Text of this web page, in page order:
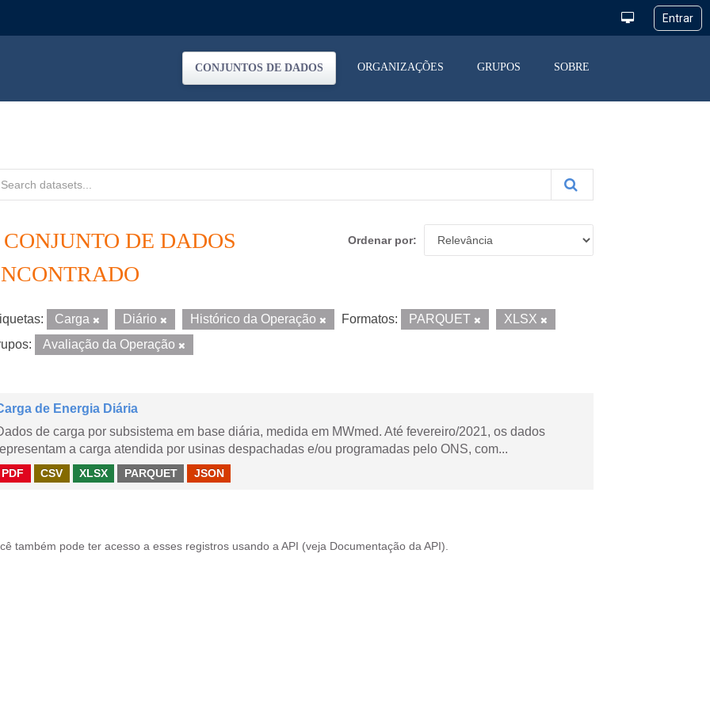
CONJUNTOS DE DADOS ORGANIZAÇÕES GRUPOS SOBRE
Ordenar por
CONJUNTO DE DADOS
Carga Diário Histórico da Operação Formatos: PARQUET
XLSX
Avaliação da Operação
de Energia Diária
de carga por subsistema em base diária, medida em MWmed. Até fevereiro/2021, os dados
a carga atendida por usinas despachadas e/ou programadas pelo ONS, com...
PDF CSV XLSX PARQUET JSON
também pode ter acesso a esses registros usando a API (veja Documentação da API ).